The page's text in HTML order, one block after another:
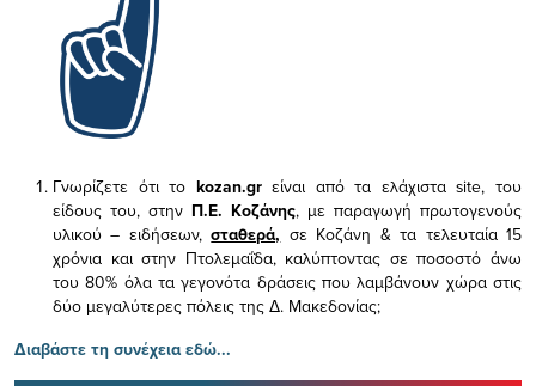
Γνωρίζετε ότι το kozan.gr είναι από τα ελάχισταsite, του
είδους του, στην Π.Ε. Κοζάνης, με παραγωγή πρωτογενούς
υλικού – ειδήσεων,σταθερά, σε Κοζάνη & τα τελευταία 15
χρόνια και στην Πτολεμαΐδα, καλύπτοντας σε ποσοστό άνω
του 80% όλα τα γεγονότα δράσεις που λαμβάνουν χώρα στις
δύο μεγαλύτερες πόλεις της Δ. Μακεδονίας;
Διαβάστε τη συνέχεια εδώ...